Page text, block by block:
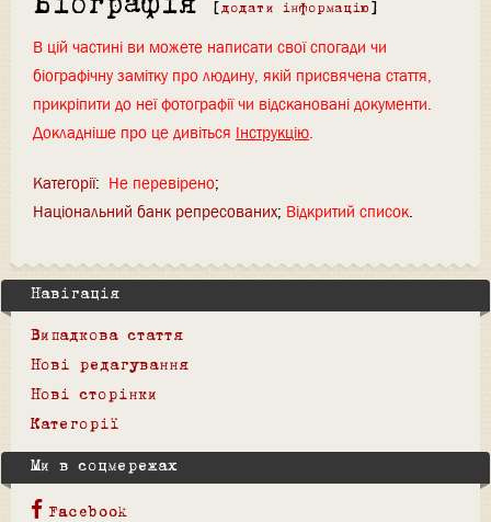
Біографія [ додати інформацію ]
В цій частині ви можете написати свої спогади чи
біографічну замітку про людину, якій присвячена стаття,
прикріпити до неї фотографії чи відскановані документи.
Докладніше про це дивіться Інструкцію.
Категорії: Не перевірено
Національний банк репресованих Відкритий список
Навігація
Випадкова стаття
Нові редагування
Нові сторінки
Категорії
Ми в соцмережах
Facebook